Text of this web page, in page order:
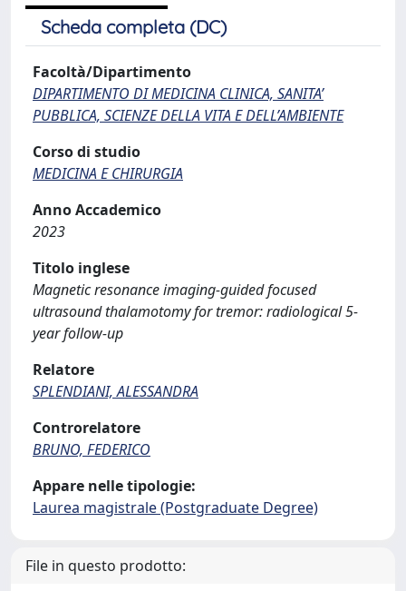
Scheda completa (DC)
Facoltà/Dipartimento
DIPARTIMENTO DI MEDICINA CLINICA, SANITA’
PUBBLICA, SCIENZE DELLA VITA E DELL’AMBIENTE
Corso di studio
MEDICINA E CHIRURGIA
Anno Accademico
2023
Titolo inglese
Magnetic resonance imaging-guided focused
ultrasound thalamotomy for tremor: radiological 5-
year follow-up
Relatore
SPLENDIANI, ALESSANDRA
Controrelatore
BRUNO, FEDERICO
Appare nelle tipologie:
Laurea magistrale (Postgraduate Degree)
File in questo prodotto: